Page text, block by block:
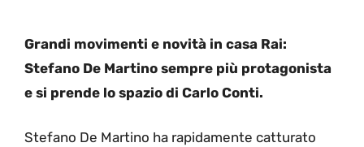
Grandi movimenti e novità in casa Rai:
Stefano De Martino sempre più protagonista
e si prende lo spazio di Carlo Conti.
Stefano De Martino ha rapidamente catturato